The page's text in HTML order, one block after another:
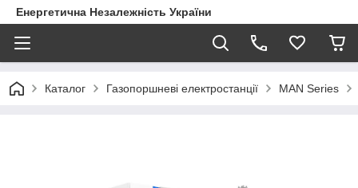
Енергетична Незалежність України
Каталог Газопоршневі електростанції MAN Series